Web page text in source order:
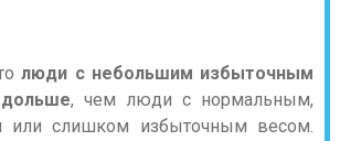
люди с небольшим избыточным
, чем люди с нормальным,
или слишком избыточным весом.